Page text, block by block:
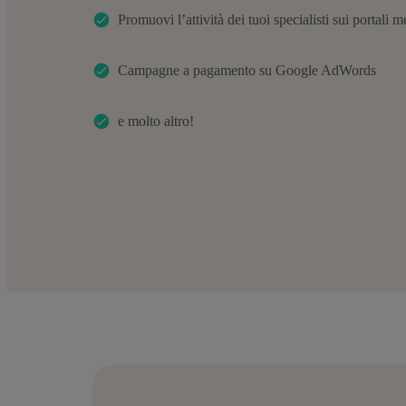
Promuovi l’attività dei tuoi specialisti sui portali
Campagne a pagamento su Google AdWords
e molto altro!